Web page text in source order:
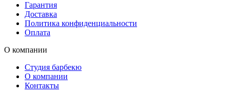
Гарантия
Доставка
Политика конфиденциальности
Оплата
О компании
Студия барбекю
О компании
Контакты